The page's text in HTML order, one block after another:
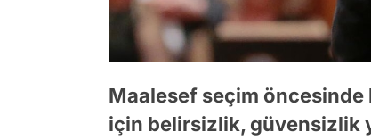
Maalesef seçim öncesinde
için belirsizlik, güvensizlik